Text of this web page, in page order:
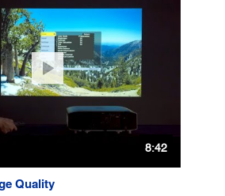
8:42
Quality